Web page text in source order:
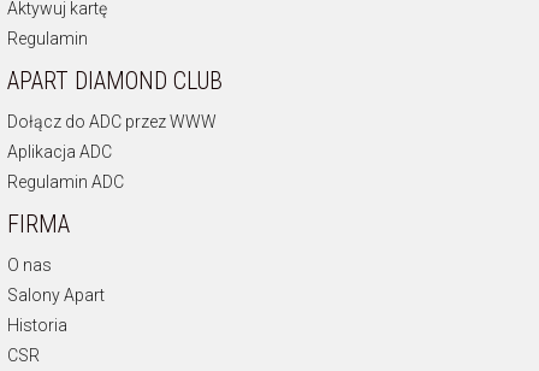
Aktywuj kartę
Regulamin
APART DIAMOND CLUB
Dołącz do ADC przez WWW
Aplikacja ADC
Regulamin ADC
FIRMA
O nas
Salony Apart
Historia
CSR